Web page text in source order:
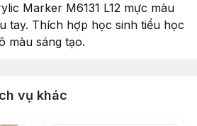
Marker M6131 L12 mực màu
tay. Thích hợp học sinh tiểu học
màu sáng tạo.
vụ khác